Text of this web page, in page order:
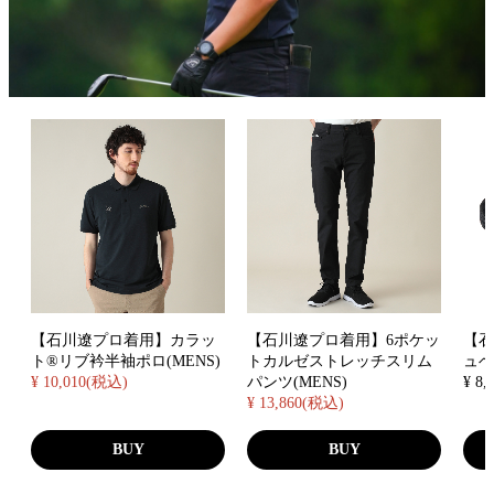
【石川遼プロ着用】カラッ
ト®リブ衿半袖ポロ(MENS)
¥ 10,010(税込)
BUY
【石川遼プロ着用】6ポケッ
トカルゼストレッチスリム
パンツ(MENS)
¥ 13,860(税込)
BUY
【
ュ
¥